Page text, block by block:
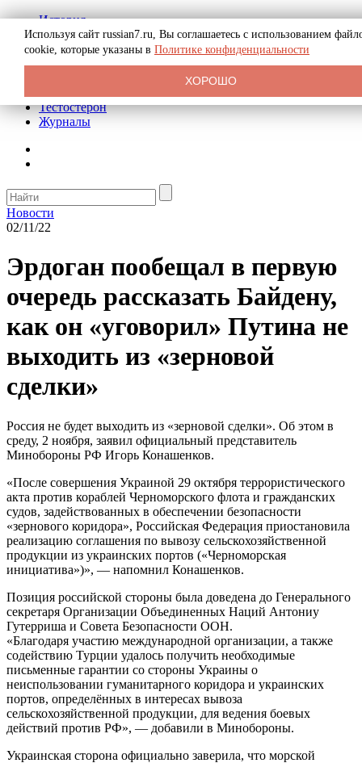
История
Биография
Криминал
Реклама на сайте
Тестостерон
Журналы
Новости
02/11/22
Эрдоган пообещал в первую
очередь рассказать Байдену,
как он «уговорил» Путина не
выходить из «зерновой
сделки»
Россия не будет выходить из «зерновой сделки». Об этом в
среду, 2 ноября, заявил официальный представитель
Минобороны РФ Игорь Конашенков.
«После совершения Украиной 29 октября террористического
акта против кораблей Черноморского флота и гражданских
судов, задействованных в обеспечении безопасности
«зернового коридора», Российская Федерация приостановила
реализацию соглашения по вывозу сельскохозяйственной
продукции из украинских портов («Черноморская
инициатива»)», — напомнил Конашенков.
Позиция российской стороны была доведена до Генерального
секретаря Организации Объединенных Наций Антониу
Гутерриша и Совета Безопасности ООН.
«Благодаря участию международной организации, а также
содействию Турции удалось получить необходимые
письменные гарантии со стороны Украины о
неиспользовании гуманитарного коридора и украинских
портов, определённых в интересах вывоза
сельскохозяйственной продукции, для ведения боевых
действий против РФ», — добавили в Минобороны.
Украинская сторона официально заверила, что морской
Используя сайт russian7.ru, Вы соглашаетесь с использованием
cookie, которые указаны в Политике конфиденциальности
ХОРОШО